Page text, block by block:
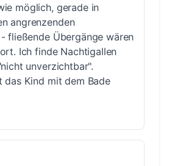
möglich, gerade in
angrenzenden
fließende Übergänge wären
Ich finde Nachtigallen
unverzichtbar".
das Kind mit dem Bade